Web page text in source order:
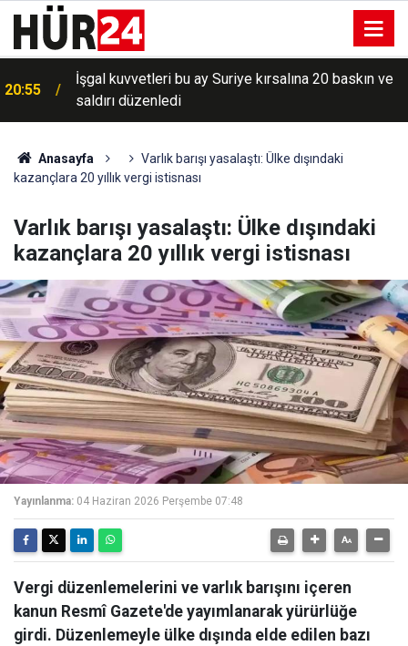
20:55
İşgal kuvvetleri bu ay Suriye kırsalına 20 baskın ve
saldırı düzenledi
Anasayfa
Varlık barışı yasalaştı: Ülke dışındaki
kazançlara 20 yıllık vergi istisnası
Varlık barışı yasalaştı: Ülke dışındaki
kazançlara 20 yıllık vergi istisnası
Yayınlanma: 04 Haziran 2026 Perşembe 07:48
Vergi düzenlemelerini ve varlık barışını içeren
kanun Resmî Gazete'de yayımlanarak yürürlüğe
girdi. Düzenlemeyle ülke dışında elde edilen bazı